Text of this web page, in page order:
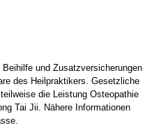
und Zusatzversicherungen
des Heilpraktikers. Gesetzliche
die Leistung Osteopathie
Tai Jii. Nähere Informationen